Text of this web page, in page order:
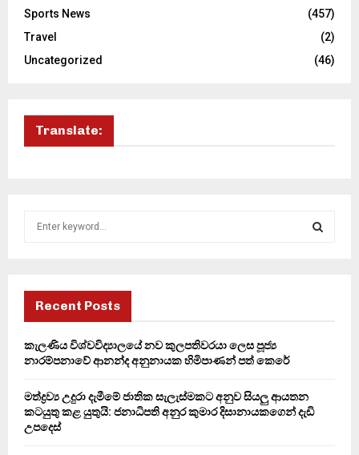
Sports News
(457)
Travel
(2)
Uncategorized
(46)
Translate:
f
r
H
Recent Posts
කැලණිය විශ්වවිද්‍යාලයේ නව කුලපතිවරයා ලෙස පූජ්‍ය
නාරම්පනාවේ ආනන්ද අනුනායක හිමිපාණන් පත් කෙරේ
මත්ද්‍රව්‍ය උදුරා දැමීමේ ජාතික සැලැස්මකට අනුව සියලු ආයතන
කටයුතු කළ යුතුයි: ජනාධිපති අනුර කුමාර දිසානායකගෙන් දැඩි
උපදෙස්